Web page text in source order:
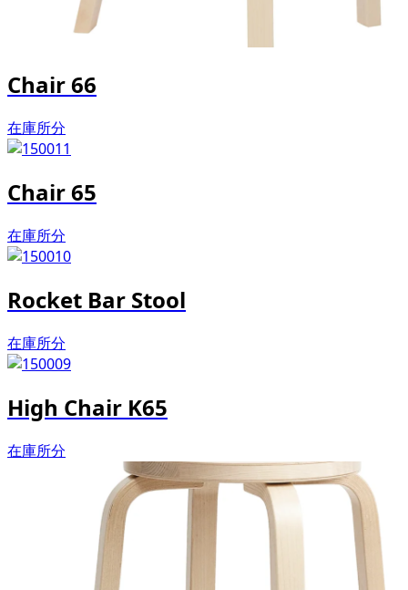
Chair 66
在庫所分
Chair 65
在庫所分
Rocket Bar Stool
在庫所分
High Chair K65
在庫所分